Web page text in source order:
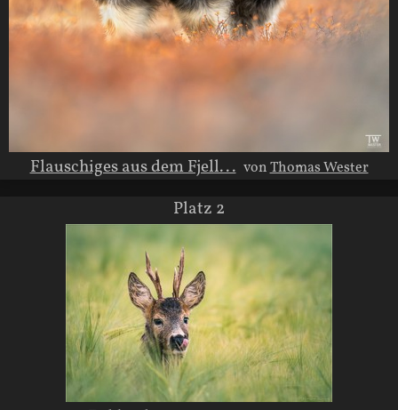
Flauschiges aus dem Fjell... vonThomas Wester
Platz 2